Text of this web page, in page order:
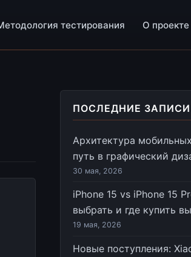
тестирования О проекте
ПОСЛЕДНИЕ ЗАПИСИ
Архитектура
путь в графический
30 мая, 2026
iPhone 15 vs iPhone 15
выбрать и где купить
19 мая, 2026
Новые поступления: